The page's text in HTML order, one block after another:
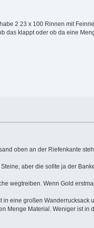
2 23 x 100 Rinnen mit
das klappt oder ob da eine
oben an der Riefenkante
aber die sollte ja der
wegtreiben. Wenn Gold
eine großen
Material. Weniger ist in